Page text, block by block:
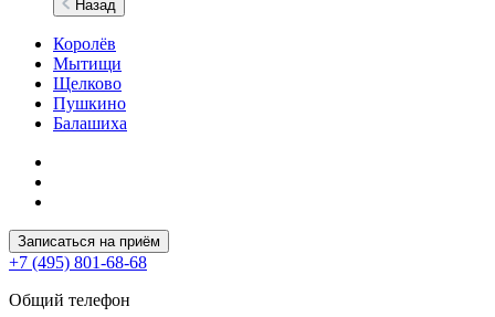
Назад
Королёв
Мытищи
Щелково
Пушкино
Балашиха
Записаться на приём
+7 (495) 801-68-68
Общий телефон